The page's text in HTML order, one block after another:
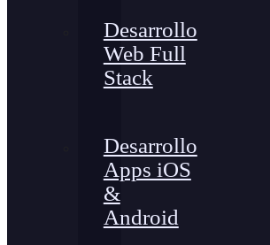
Desarrollo
Web Full
Stack
Desarrollo
Apps iOS
&
Android